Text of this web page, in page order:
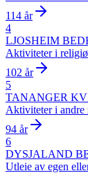
114 år
4
LJOSHEIM
Aktiviteter i
102 år
5
TANANGER
Aktiviteter i andre
94 år
6
DYSJALAND
Utleie av egen